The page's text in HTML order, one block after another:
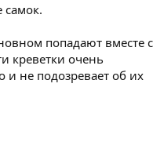
самок.
попадают вместе с
креветки очень
и не подозревает об их